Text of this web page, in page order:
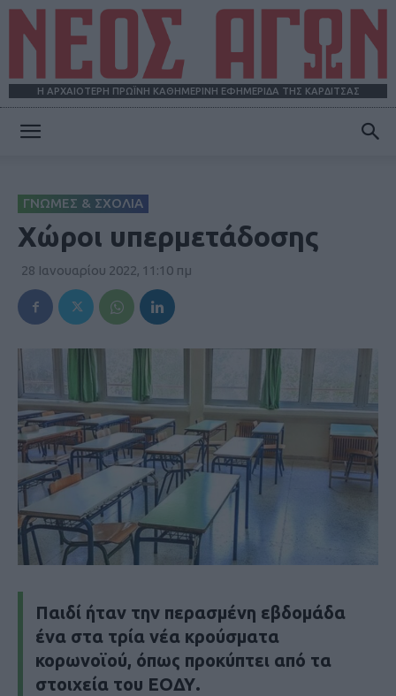
Η ΑΡΧΑΙΟΤΕΡΗ ΠΡΩΪΝΗ ΚΑΘΗΜΕΡΙΝΗ ΕΦΗΜΕΡΙΔΑ ΤΗΣ ΚΑΡΔΙΤΣΑΣ
ΓΝΩΜΕΣ & ΣΧΟΛΙΑ
Χώροι υπερμετάδοσης
28 Ιανουαρίου 2022, 11:10 πμ
Παιδί ήταν την περασμένη εβδομάδα
ένα στα τρία νέα κρούσματα
κορωνοϊού, όπως προκύπτει από τα
στοιχεία του ΕΟΔΥ.